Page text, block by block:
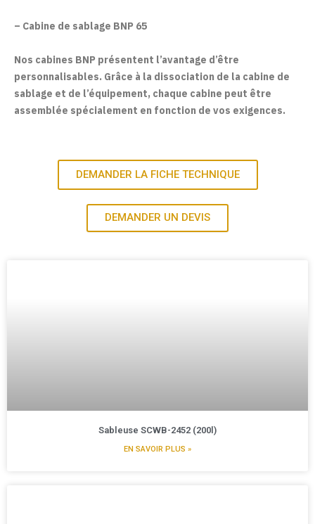
– Cabine de sablage BNP 65
Nos cabines BNP présentent l’avantage d’être
personnalisables. Grâce à la dissociation de la cabine de
sablage et de l’équipement, chaque cabine peut être
assemblée spécialement en fonction de vos exigences.
DEMANDER LA FICHE TECHNIQUE
DEMANDER UN DEVIS
Sableuse SCWB-2452 (200l)
EN SAVOIR PLUS »